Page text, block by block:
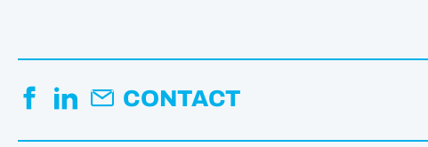
CONTACT